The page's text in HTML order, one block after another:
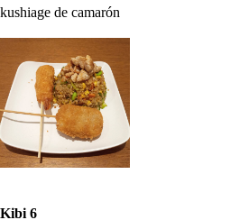
kushiage de camarón
Kibi 6